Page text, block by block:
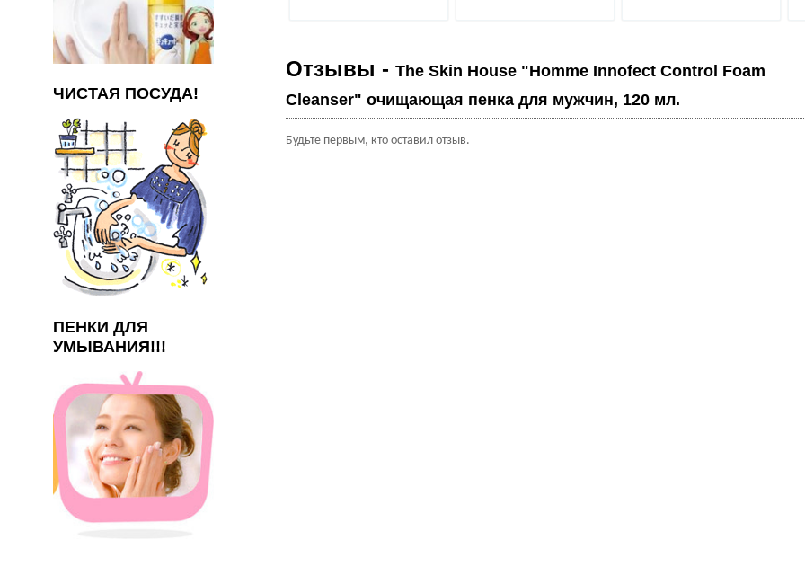
ЧИСТАЯ ПОСУДА!
ПЕНКИ ДЛЯ
УМЫВАНИЯ!!!
Отзывы -The Skin House "Homme Innofect Control Foam
Cleanser" очищающая пенка для мужчин, 120 мл.
Будьте первым, кто оставил отзыв.